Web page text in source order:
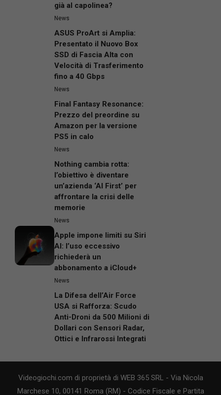
già al capolinea?
News
ASUS ProArt si Amplia:
Presentato il Nuovo Box
SSD di Fascia Alta con
Velocità di Trasferimento
fino a 40 Gbps
News
Final Fantasy Resonance:
Prezzo del preordine su
Amazon per la versione
PS5 in calo
News
Nothing cambia rotta:
l’obiettivo è diventare
un’azienda ‘AI First’ per
affrontare la crisi delle
memorie
News
Apple impone limiti su Siri
AI: l’uso eccessivo
richiederà un
abbonamento a iCloud+
News
La Difesa dell’Air Force
USA si Rafforza: Scudo
Anti-Droni da 500 Milioni di
Dollari con Sensori Radar,
Ottici e Infrarossi Integrati
Videogiochi.com di proprietà di WEB 365 SRL - Via Nicola
Marchese 10, 00141 Roma (RM) - Codice Fiscale e Partita